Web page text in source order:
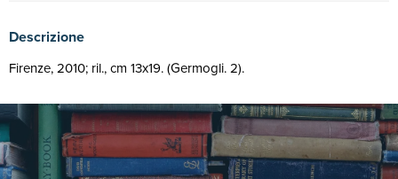
Descrizione
Firenze, 2010; ril., cm 13x19. (Germogli. 2).